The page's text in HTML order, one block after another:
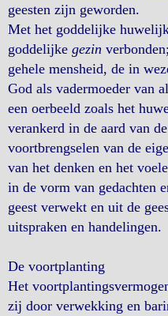
geesten zijn geworden.
Met het goddelijke
goddelijke gezin
gehele mensheid, de in
God als vadermoeder van
een oerbeeld zoals het
verankerd in de aard van
voortbrengselen van de
van het denken en het
in de vorm van gedachten
geest verwekt en uit de
uitspraken en handelingen.
De voortplanting
Het
zij door verwekking en